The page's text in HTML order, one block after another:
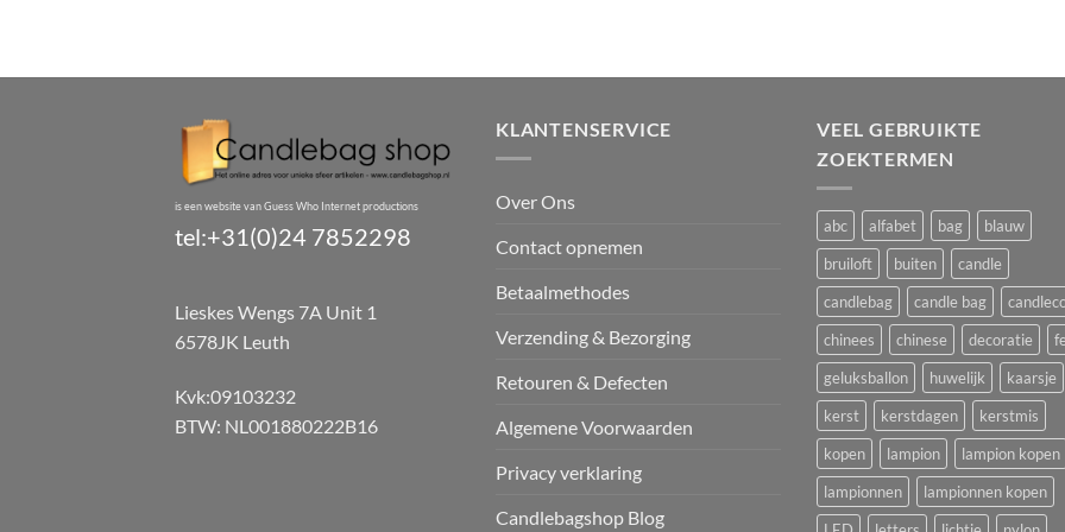
is een website van Guess Who Internet productions
tel:+31(0)24 7852298
Lieskes Wengs 7A Unit 1
6578JK Leuth
Kvk:09103232
BTW: NL001880222B16
KLANTENSERVICE
Over Ons
Contact opnemen
Betaalmethodes
Verzending & Bezorging
Retouren & Defecten
Algemene Voorwaarden
Privacy verklaring
Candlebagshop Blog
VEEL GEBRUIKTE
ZOEKTERMEN
abc alfabet bag
blauw
bruiloft
buiten
candle
candlebag
candle bag
chinees
chinese decoratie
geluksballon
huwelijk
kaarsje
kerst
kerstdagen
kerstmis
kopen
lampion
lampion kopen
lampionnen
lampionnen kopen